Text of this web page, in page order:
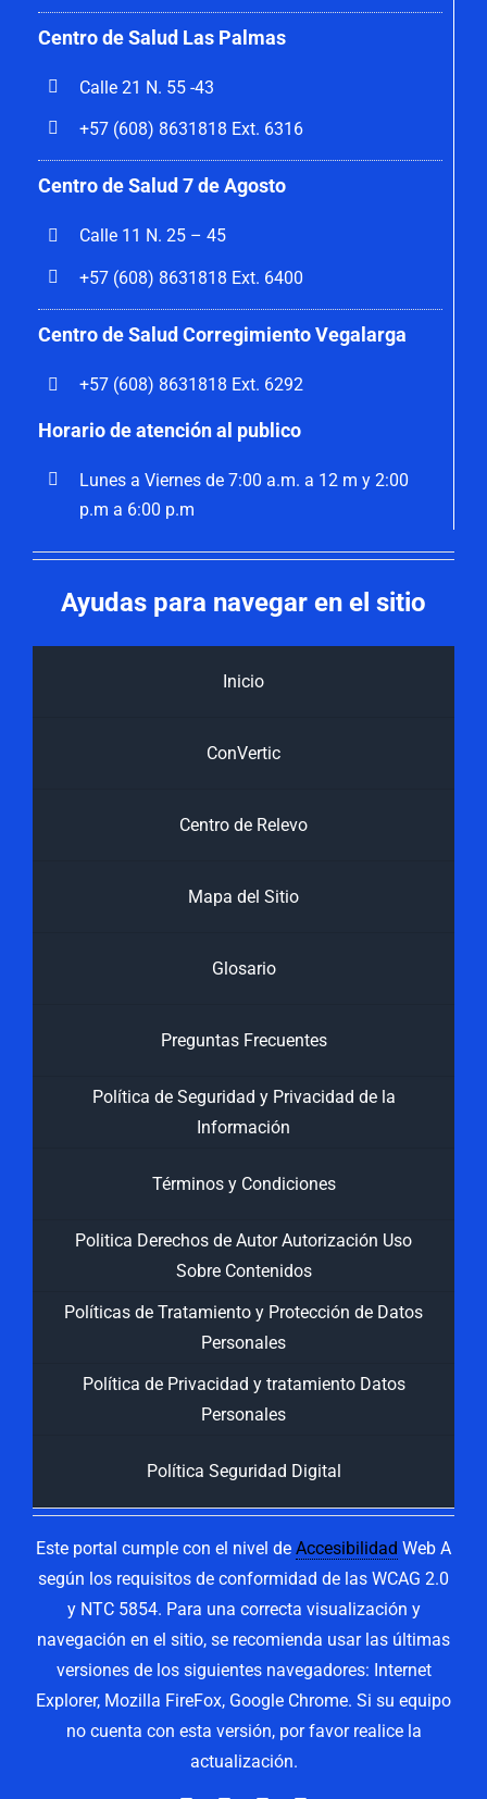
Centro de Salud Las Palmas
Calle 21 N. 55 -43
+57 (608) 8631818 Ext. 6316
Centro de Salud 7 de Agosto
Calle 11 N. 25 – 45
+57 (608) 8631818 Ext. 6400
Centro de Salud Corregimiento Vegalarga
+57 (608) 8631818 Ext. 6292
Horario de atención al publico
Lunes a Viernes de 7:00 a.m. a 12 m y 2:00
p.m a 6:00 p.m
Ayudas para navegar en el sitio
Inicio
ConVertic
Centro de Relevo
Mapa del Sitio
Glosario
Preguntas Frecuentes
Política de Seguridad y Privacidad de la
Información
Términos y Condiciones
Politica Derechos de Autor Autorización Uso
Sobre Contenidos
Políticas de Tratamiento y Protección de Datos
Personales
Política de Privacidad y tratamiento Datos
Personales
Política Seguridad Digital
Este portal cumple con el nivel de Accesibilidad Web A
según los requisitos de conformidad de las WCAG 2.0
y NTC 5854. Para una correcta visualización y
navegación en el sitio, se recomienda usar las últimas
versiones de los siguientes navegadores: Internet
Explorer, Mozilla FireFox, Google Chrome. Si su equipo
no cuenta con esta versión, por favor realice la
actualización.